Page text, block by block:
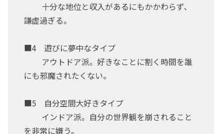
十分な地位と収入があるにもかかわらず、
謙虚過ぎる。
■4 遊びに夢中なタイプ
アウトドア派。好きなことに割く時間を誰
にも邪魔されたくない。
■5 自分空間大好きタイプ
インドア派。自分の世界観を崩されること
を非常に嫌う。